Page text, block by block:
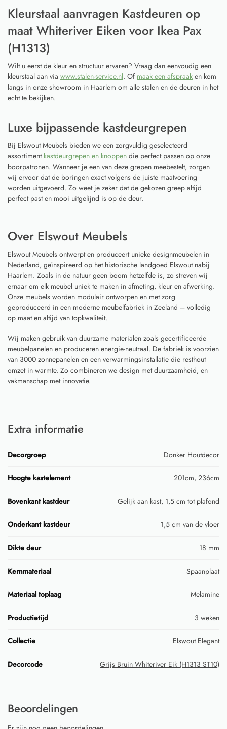
Kleurstaal aanvragen Kastdeuren op
maat Whiteriver Eiken voor Ikea Pax
(H1313)
Wilt u eerst de kleur en structuur ervaren? Vraag dan eenvoudig een
kleurstaal aan via www.stalen-service.nl. Of maak een afspraak en kom
langs in onze showroom in Haarlem om alle stalen en de deuren in het
echt te bekijken.
Luxe bijpassende kastdeurgrepen
Bij Elswout Meubels bieden we een zorgvuldig geselecteerd
assortiment kastdeurgrepen en knoppen die perfect passen op onze
boorpatronen. Wanneer je een van deze grepen meebestelt, zorgen
wij ervoor dat de boringen exact volgens de juiste maatvoering
worden uitgevoerd. Zo weet je zeker dat de gekozen greep altijd
perfect past en mooi uitgelijnd is op de deur.
Over Elswout Meubels
Elswout Meubels ontwerpt en produceert unieke designmeubelen in
Nederland, geïnspireerd op het historische landgoed Elswout nabij
Haarlem. Zoals in de natuur geen boom hetzelfde is, zo streven wij
ernaar om elk meubel uniek te maken in afmeting, kleur en afwerking.
Onze meubels worden modulair ontworpen en met zorg
geproduceerd in een moderne meubelfabriek in Zeeland – volledig
op maat en altijd van topkwaliteit.
Wij maken gebruik van duurzame materialen zoals gecertificeerde
meubelpanelen en produceren energie-neutraal. De fabriek is voorzien
van 3000 zonnepanelen en een verwarmingsinstallatie die resthout
omzet in warmte. Zo combineren we design met duurzaamheid, en
vakmanschap met innovatie.
Extra informatie
Decorgroep Donker Houtdecor
Hoogte kastelement 201cm, 236cm
Bovenkant kastdeur Gelijk aan kast, 1,5 cm tot plafond
Onderkant kastdeur 1,5 cm van de vloer
Dikte deur 18 mm
Kernmateriaal Spaanplaat
Materiaal toplaag Melamine
Productietijd 3 weken
Collectie Elswout Elegant
Decorcode Grijs Bruin Whiteriver Eik (H1313 ST10)
Beoordelingen